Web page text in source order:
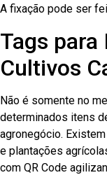
A fixação pode ser
Tags
Cultivos
Não é somente no
determinados itens
agronegócio.
e plantações
com QR Code